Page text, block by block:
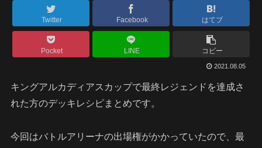
Twitter Facebook はてブ
Pocket LINE コピー
2021.08.05
キングアルカディアスカップで最終レジェンドを達成さ
れた方のデッキレシピまとめです。
今回はバトルアリーナの出場権がかかっていたので、最